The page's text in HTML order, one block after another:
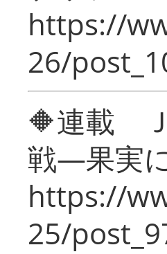
https://
26/
🔶連載
戦―果実
https://
25/